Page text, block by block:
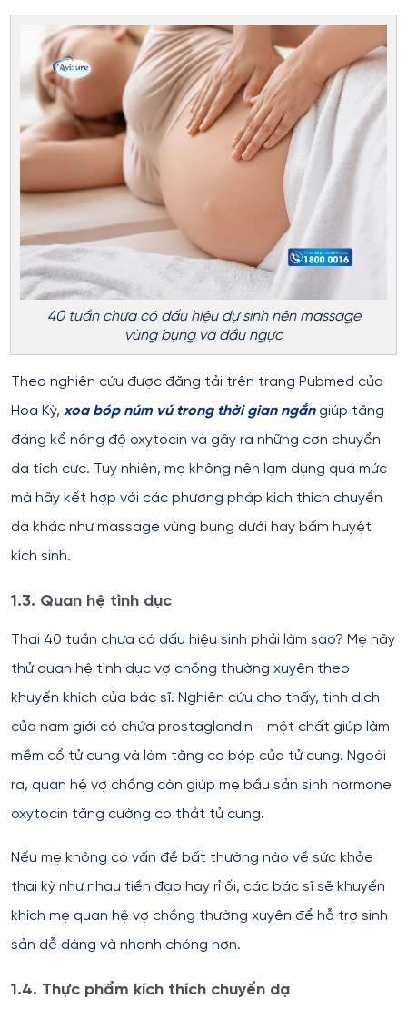
40 tuần chưa có dấu hiệu dự sinh nên massage
vùng bụng và đầu ngực
Theo nghiên cứu được đăng tải trên trang Pubmed của
Hoa Kỳ, xoa bóp núm vú trong thời gian ngắngiúp tăng
đáng kể nồng độ oxytocin và gây ra những cơn chuyển
dạ tích cực. Tuy nhiên, mẹ không nên lạm dụng quá mức
mà hãy kết hợp với các phương pháp kích thích chuyển
dạ khác như massage vùng bụng dưới hay bấm huyệt
kích sinh.
1.3. Quan hệ tình dục
Thai 40 tuần chưa có dấu hiệu sinh phải làm sao? Mẹ hãy
thử quan hệ tình dục vợ chồng thường xuyên theo
khuyến khích của bác sĩ. Nghiên cứu cho thấy, tinh dịch
của nam giới có chứa prostaglandin - một chất giúp làm
mềm cổ tử cung và làm tăng co bóp của tử cung. Ngoài
ra, quan hệ vợ chồng còn giúp mẹ bầu sản sinh hormone
oxytocin tăng cường co thắt tử cung.
Nếu mẹ không có vấn đề bất thường nào về sức khỏe
thai kỳ như nhau tiền đạo hay rỉ ối, các bác sĩ sẽ khuyến
khích mẹ quan hệ vợ chồng thường xuyên để hỗ trợ sinh
sản dễ dàng và nhanh chóng hơn.
1.4. Thực phẩm kích thích chuyển dạ